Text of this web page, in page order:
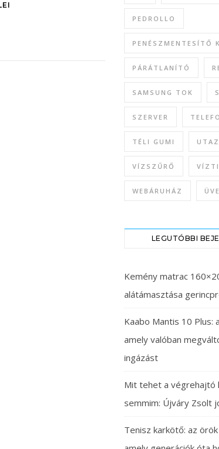
PEDROLLO
PENÉSZMENTESÍTŐ
PÁRÁTLANÍTÓ
SAMSUNG TOK
SZERVER
TÉLI GUMI
VÍZSZŰRŐ
WEBÁRUHÁZ
LEGUTÓBBI
Kemény matrac
alátámasztása
Kaabo Mantis 10 Plus:
amely valóban
ingázást
Mit tehet a végrehajtó
semmim: Újváry Zsolt
Tenisz karkötő: az